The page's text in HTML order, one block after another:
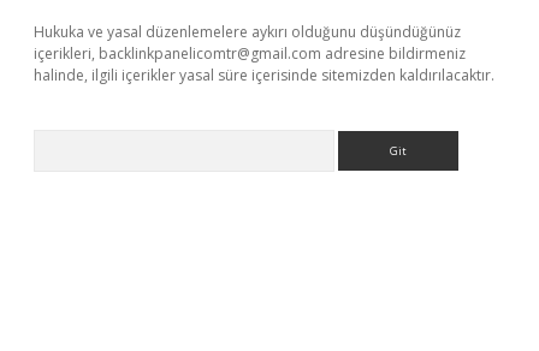
Hukuka ve yasal düzenlemelere aykırı olduğunu düşündüğünüz
içerikleri, backlinkpanelicomtr@gmail.com adresine bildirmeniz
halinde, ilgili içerikler yasal süre içerisinde sitemizden kaldırılacaktır.